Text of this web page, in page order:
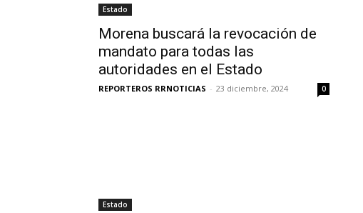
Estado
Morena buscará la revocación de
mandato para todas las
autoridades en el Estado
REPORTEROS RRNOTICIAS - 23 diciembre, 2024 0
Estado